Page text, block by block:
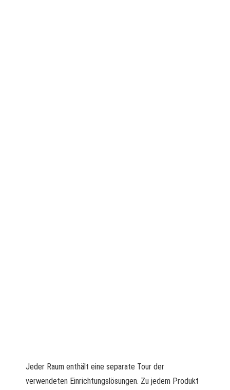
Jeder Raum enthält eine separate Tour der
verwendeten Einrichtungslösungen. Zu jedem Produkt